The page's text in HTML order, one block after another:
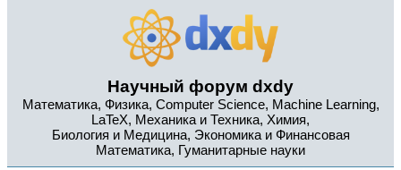
Научный форум dxdy
Математика, Физика, Computer Science, Machine Learning,
LaTeX, Механика и Техника, Химия,
Биология и Медицина, Экономика и Финансовая
Математика, Гуманитарные науки